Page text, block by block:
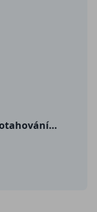
Anatomie cvičení & protahování pro každého